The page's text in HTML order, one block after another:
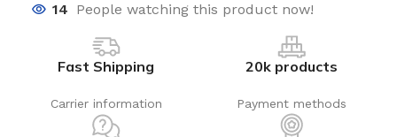
14 People watching this product now!
Fast Shipping
Carrier information
20k products
Payment methods